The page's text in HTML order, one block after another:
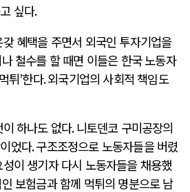
싶다.
혜택을 주면서 외국인 투자기업을
철수를 할 때면 이들은 한국 노동자
튀’한다.외국기업의 사회적 책임도
하나도 없다.니토덴코 구미공장의
었다.구조조정으로 노동자들을 버렸
이 생기자 다시 노동자들을 채용했
보험금과 함께 먹튀의 명분으로 남